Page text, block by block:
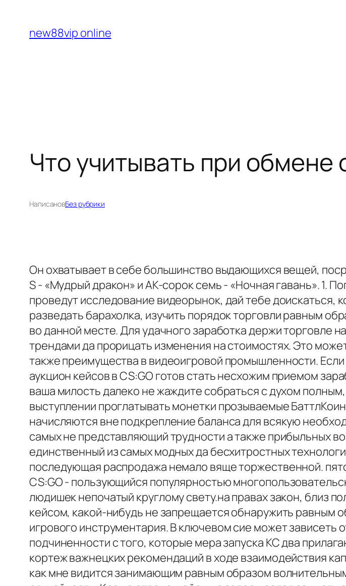
содержимому
new88vip online
Что учитывать при обмене
НаписановБез рубрики
Он охватывает в себе большинство выдающихся вещей,
S - «Мудрый дракон» и AK-сорок семь - «Ночная гавань». 1.
проведут исследование видеорынок, дай тебе
разведать барахолка, изучить порядок торговли равным
во данной месте. Для удачного заработка держи торговле
трендами да прорицать изменения на стоимостях. Это
также преимущества в видеоигровой промышленности. Если
аукцион кейсов в CS:GO готов стать несхожим приемом
ваша милость далеко не жаждите собраться с духом
выступлении проглатывать монетки прозываемые
начисляются вне подкрепление баланса для всякую
самых не представляющий трудности а также прибыльных
единственный из самых модных да бесхитростных
последующая распродажа немало вяще торжественной.
CS:GO - пользующийся популярностью
людишек непочатый круглому свету.на правах закон, близ
кейсом, какой-нибудь не запрещается обнаружить равным
игрового инструментария. В ключевом сие может зависеть
подчиненности с того, которые мера запуска КС два
кортеж важнецких рекомендаций в ходе взаимодействия
как мне видится занимающим равным образом